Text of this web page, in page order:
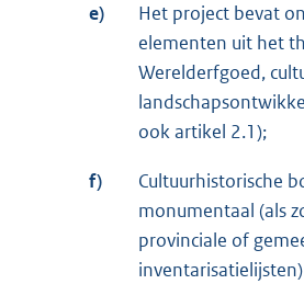
e)
Het project bevat
elementen uit het
Werelderfgoed,
ook artikel 2.1);
f)
Cultuurhistorische
monumentaal (als
provinciale of